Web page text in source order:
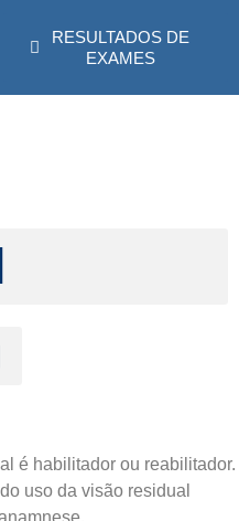
RESULTADOS DE
EXAMES
é habilitador ou reabilitador.
uso da visão residual